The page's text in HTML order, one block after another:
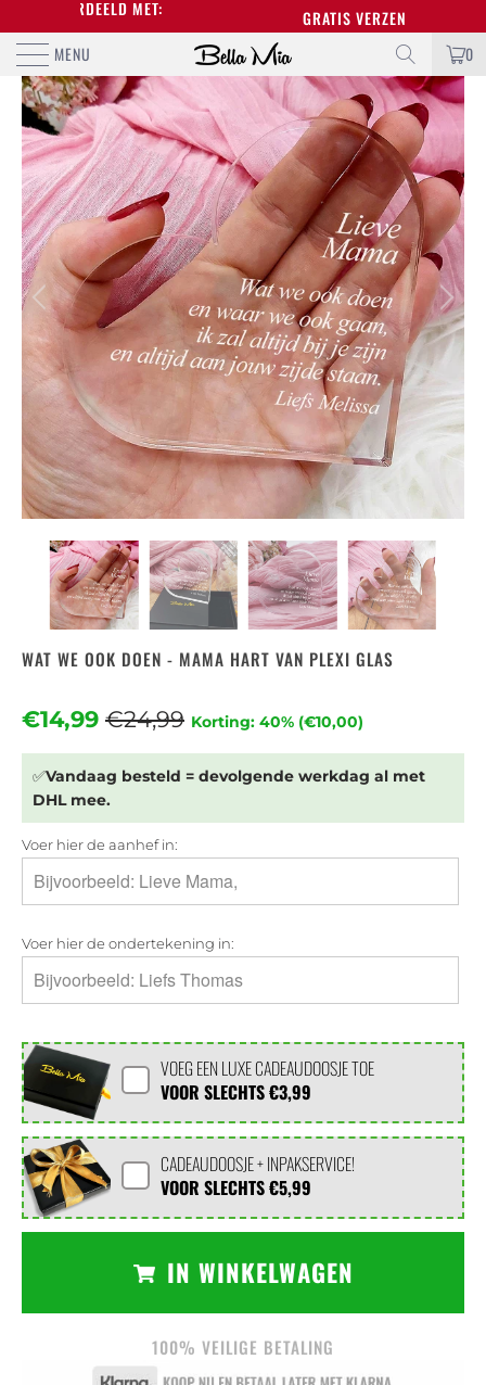
BEOORDEELD MET:
GRATIS VERZENDING BOVEN
MENU
0
WAT WE OOK DOEN - MAMA HART VAN PLEXI GLAS
€14,99 €24,99 Korting: 40% (€10,00)
✅Vandaag besteld = devolgende werkdag al met
DHL mee.
Voer hier de aanhef in:
Voer hier de ondertekening in:
VOEG EEN LUXE CADEAUDOOSJE TOE
VOOR SLECHTS€3,99
CADEAUDOOSJE + INPAKSERVICE!
VOOR SLECHTS€5,99
IN WINKELWAGEN
100% VEILIGE BETALING